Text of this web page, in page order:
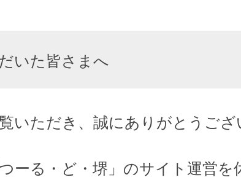
いた皆さまへ
いただき、誠にありがとうござ
ーる・ど・堺」のサイト運営を